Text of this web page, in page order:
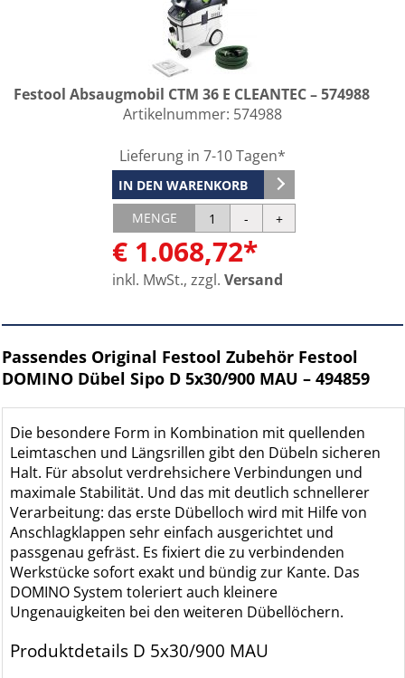
Festool Absaugmobil CTM 36 E CLEANTEC – 574988
Artikelnummer: 574988
Lieferung in 7-10 Tagen*
IN DEN WARENKORB
MENGE
€ 1.068,72*
inkl. MwSt., zzgl. Versand
Passendes Original Festool Zubehör Festool
DOMINO Dübel Sipo D 5x30/900 MAU – 494859
Die besondere Form in Kombination mit quellenden
Leimtaschen und Längsrillen gibt den Dübeln sicheren
Halt. Für absolut verdrehsichere Verbindungen und
maximale Stabilität. Und das mit deutlich schnellerer
Verarbeitung: das erste Dübelloch wird mit Hilfe von
Anschlagklappen sehr einfach ausgerichtet und
passgenau gefräst. Es fixiert die zu verbindenden
Werkstücke sofort exakt und bündig zur Kante. Das
DOMINO System toleriert auch kleinere
Ungenauigkeiten bei den weiteren Dübellöchern.
Produktdetails D 5x30/900 MAU